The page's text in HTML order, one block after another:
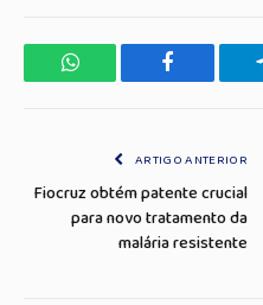
WhatsApp Facebook
ARTIGO ANTERIOR
Fiocruz obtém patente crucial
para novo tratamento da
malária resistente